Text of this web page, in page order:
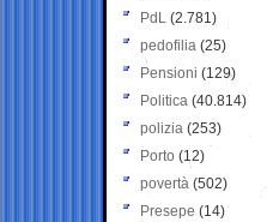
PdL (2.781)
pedofilia (25)
Pensioni (129)
Politica (40.814)
polizia (253)
Porto (12)
povertà (502)
Presepe (14)